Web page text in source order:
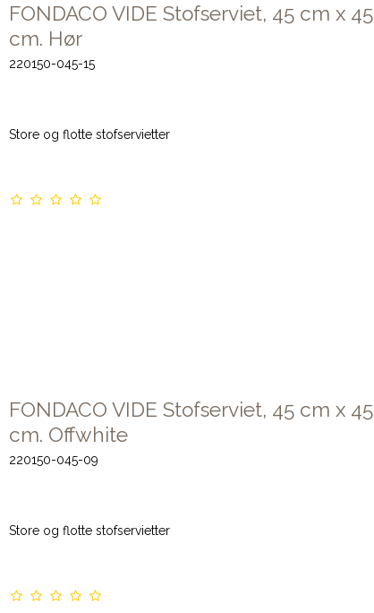
FONDACO VIDE Stofserviet, 45 cm x 45
cm. Hør
220150-045-15
Store og flotte stofservietter
FONDACO VIDE Stofserviet, 45 cm x 45
cm. Offwhite
220150-045-09
Store og flotte stofservietter